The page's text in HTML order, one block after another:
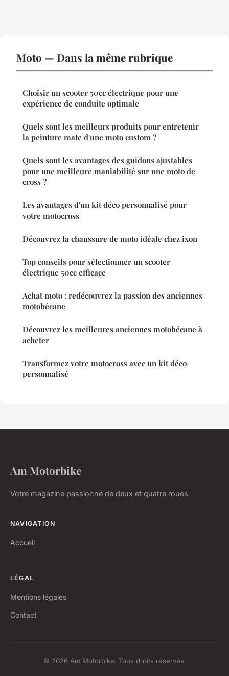
Moto — Dans la même rubrique
Choisir un scooter 50cc électrique pour une
expérience de conduite optimale
Quels sont les meilleurs produits pour entretenir
la peinture mate d'une moto custom ?
Quels sont les avantages des guidons ajustables
pour une meilleure maniabilité sur une moto de
cross ?
Les avantages d'un kit déco personnalisé pour
votre motocross
Découvrez la chaussure de moto idéale chez ixon
Top conseils pour sélectionner un scooter
électrique 50cc efficace
Achat moto : redécouvrez la passion des anciennes
motobécane
Découvrez les meilleures anciennes motobécane à
acheter
Transformez votre motocross avec un kit déco
personnalisé
Am Motorbike
Votre magazine passionné de deux et quatre roues
NAVIGATION
Accueil
LÉGAL
Mentions légales
Contact
© 2026 Am Motorbike. Tous droits réservés.